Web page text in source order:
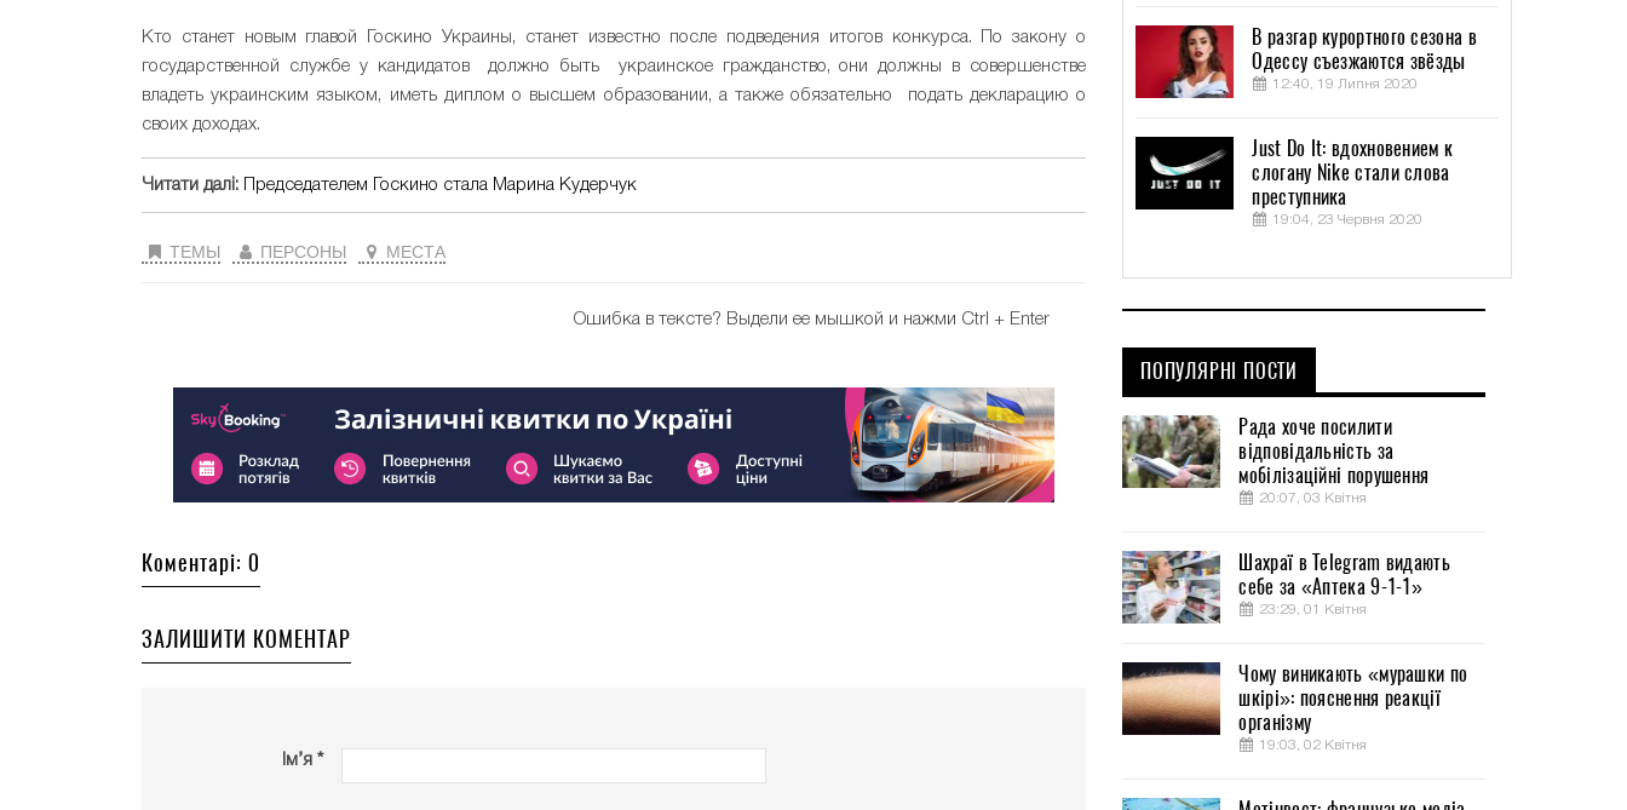
Кто станет новым главой Госкино Украины, станет известно после подведения итогов конкурса. По закону о
государственной службе у кандидатов должно быть украинское гражданство, они должны в совершенстве
владеть украинским языком, иметь диплом о высшем образовании, а также обязательно подать декларацию о
своих доходах.
Читати далі: Председателем Госкино стала Марина Кудерчук
ТЕМЫ ПЕРСОНЫ МЕСТА
Ошибка в тексте? Выдели ее мышкой и нажми Ctrl + Enter
Коментарі: 0
ЗАЛИШИТИ КОМЕНТАР
Ім’я *
В разгар курортного сезона в
Одессу съезжаются звёзды
12:40, 19 Липня 2020
Just Do It: вдохновением к
слогану Nike стали слова
преступника
19:04, 23 Червня 2020
ПОПУЛЯРНІ ПОСТИ
Рада хоче посилити
відповідальність за
мобілізаційні порушення
20:07, 03 Квітня
Шахраї в Telegram видають
себе за «Аптека 9-1-1»
23:29, 01 Квітня
Чому виникають «мурашки по
шкірі»: пояснення реакції
організму
19:03, 02 Квітня